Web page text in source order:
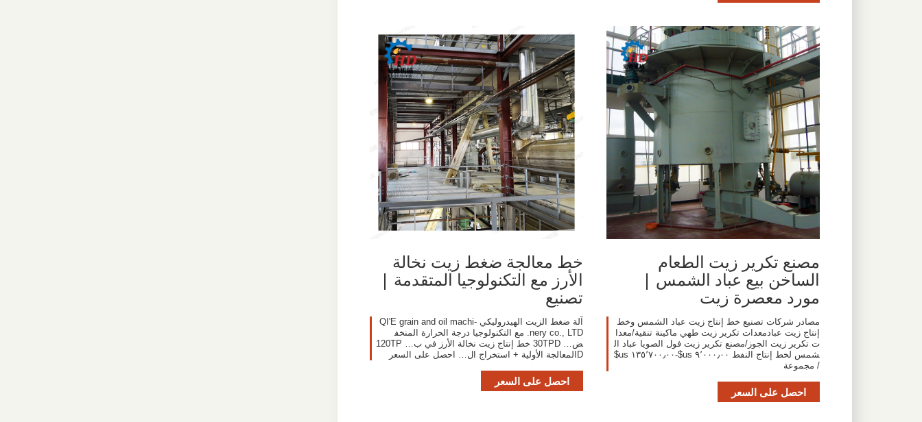
مصنع تكرير زيت الطعام
الساخن بيع عباد الشمس |
مورد معصرة زيت
مصادر شركات تصنيع خط إنتاج زيت عباد الشمس وخط
إنتاج زيت عبادمعدات تكرير زيت طهي ماكينة تنقية/معدا
ت تكرير زيت الجوز/مصنع تكرير زيت فول الصويا عباد ال
شمس لخط إنتاج النفط ٩٬٠٠٠٫٠٠ us$-١٣٥٬٧٠٠٫٠٠ us$
/ مجموعة
احصل على السعر
خط معالجة ضغط زيت نخالة
الأرز مع التكنولوجيا المتقدمة |
تصنيع
آلة ضغط الزيت الهيدروليكي -QI'E grain and oil machi
nery co., LTD. مع التكنولوجيا درجة الحرارة المنخف
ض… 30TPD خط إنتاج زيت نخالة الأرز في ب… 120TP
Dالمعالجة الأولية + استخراج ال… احصل على السعر
احصل على السعر